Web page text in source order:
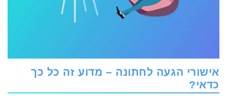
אישורי הגעה לחתונה – מדוע זה כל כך
כדאי?